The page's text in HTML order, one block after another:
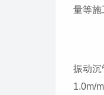
量等施
振动沉
1.0m/